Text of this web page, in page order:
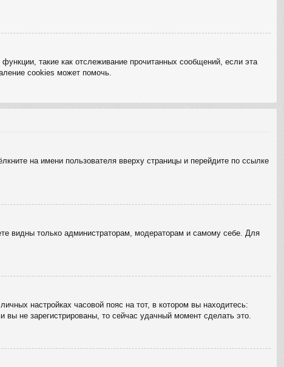
такие как отслеживание прочитанных сообщений, если эта
cookies может помочь.
на имени пользователя вверху страницы и перейдите по ссылке
видны только администраторам, модераторам и самому себе. Для
настройках часовой пояс на тот, в котором вы находитесь:
вы не зарегистрированы, то сейчас удачный момент сделать это.